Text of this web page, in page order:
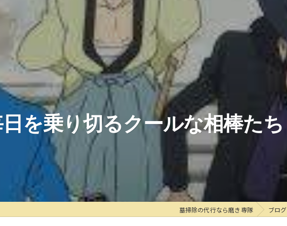
を乗り切るクールな相棒たち
墓掃除の代行なら磨き専隊 ブログ